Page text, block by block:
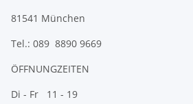
81541 München
Tel.: 089 8890 9669
ÖFFNUNGZEITEN
Di - Fr 11 - 19